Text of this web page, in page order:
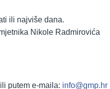
ili najviše dana.
Nikole Radmirovića
ili putem e-maila: info@gmp.hr